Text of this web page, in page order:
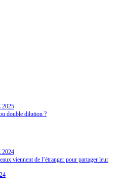
2025
double dilution ?
2024
viennent de l’étranger pour partager leur